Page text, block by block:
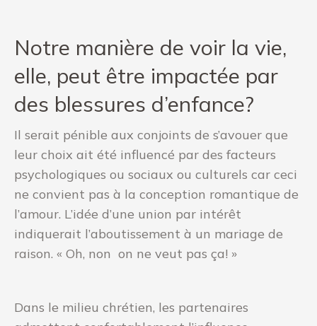
Notre manière de voir la vie,
elle, peut être impactée par
des blessures d’enfance?
Il serait pénible aux conjoints de s’avouer que
leur choix ait été influencé par des facteurs
psychologiques ou sociaux ou culturels car ceci
ne convient pas à la conception romantique de
l’amour. L’idée d’une union par intérêt
indiquerait l’aboutissement à un mariage de
raison. « Oh, non on ne veut pas ça! »
Dans le milieu chrétien, les partenaires